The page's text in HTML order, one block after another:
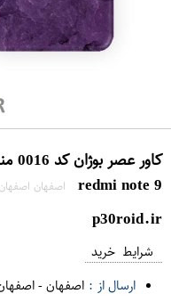
redmi note 9
اصفهان اصفهان
p30roid.ir
شرایط خرید
ارسال از : اصفهان-